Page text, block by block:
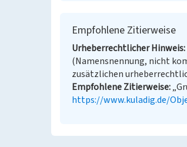
Empfohlene Zitierweise
Urheberrechtlicher Hinweis
(Namensnennung, nicht
zusätzlichen
Empfohlene Zitierweise
https://www.kuladig.de/